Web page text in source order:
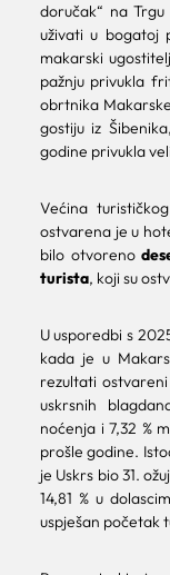
doručak“ na
uživati u bogatoj
makarski
pažnju privukla
obrtnika
gostiju iz
godine privukla
Većina
ostvarena je u
bilo otvoreno
turista, koji su
U usporedbi s
kada je u
rezultati
uskrsnih
noćenja i 7,32 %
prošle godine.
je Uskrs bio 31.
14,81 % u
uspješan početak